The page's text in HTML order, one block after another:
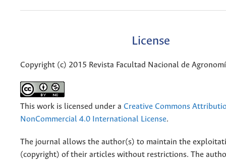
License
Copyright (c) 2015 Revista Facultad Nacional de
This work is licensed under a Creative Commons
NonCommercial 4.0 International License.
The journal allows the author(s) to maintain the
(copyright) of their articles without restrictions. The